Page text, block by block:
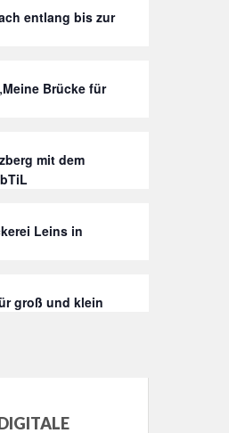
entlang bis zur
Brücke für
mit dem
Leins in
groß und klein